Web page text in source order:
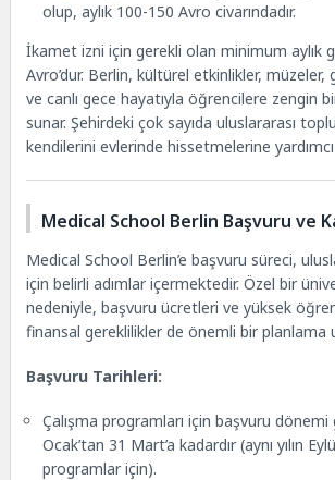
olup, aylık 100-150 Avro civarındadır.
İkamet izni için gerekli olan minimum aylık
Avro’dur. Berlin, kültürel etkinlikler,
ve canlı gece hayatıyla öğrencilere zengin
sunar. Şehirdeki çok sayıda uluslararası
kendilerini evlerinde hissetmelerine
Medical School Berlin Başvuru ve
Medical School Berlin’e başvuru süreci,
için belirli adımlar içermektedir. Özel bir
nedeniyle, başvuru ücretleri ve yüksek
finansal gereklilikler de önemli bir planlama
Başvuru Tarihleri:
Çalışma programları için başvuru dönemi
Ocak’tan 31 Mart’a kadardır (aynı yılın
programlar için).